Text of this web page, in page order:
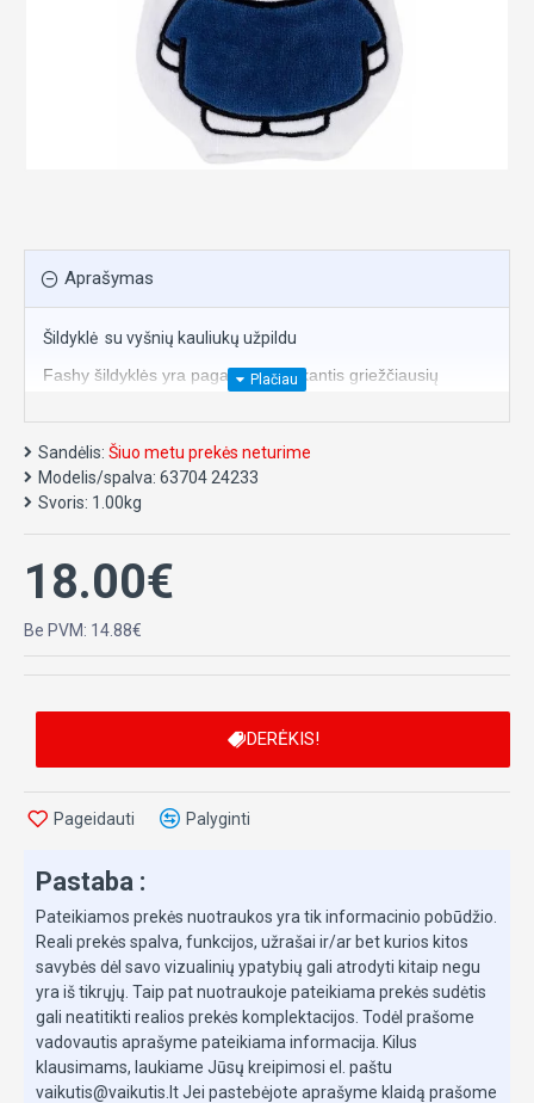
Aprašymas
Šildyklė su vyšnių kauliukų užpildu
Fashy šildyklės yra pagamintos laikantis griežčiausių
Gaminiai yra visiškai saugūs bei tinkami net ir kūdikiams.
Dydis 23x12cm
Sandėlis: Šiuo metu prekės neturime
Modelis/spalva: 63704 24233
Svoris: 1.00kg
18.00€
Be PVM: 14.88€
DERĖKIS!
Pageidauti Palyginti
Pastaba :
Pateikiamos prekės nuotraukos yra tik informacinio pobūdžio.
Reali prekės spalva, funkcijos, užrašai ir/ar bet kurios kitos
savybės dėl savo vizualinių ypatybių gali atrodyti kitaip negu
yra iš tikrųjų. Taip pat nuotraukoje pateikiama prekės sudėtis
gali neatitikti realios prekės komplektacijos. Todėl prašome
vadovautis aprašyme pateikiama informacija. Kilus
klausimams, laukiame Jūsų kreipimosi el. paštu
vaikutis@vaikutis.lt Jei pastebėjote aprašyme klaidą prašome